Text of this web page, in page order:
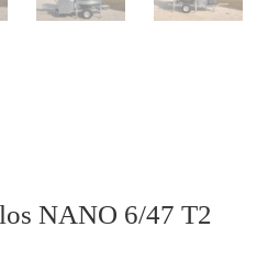
NANO 6/47 T2